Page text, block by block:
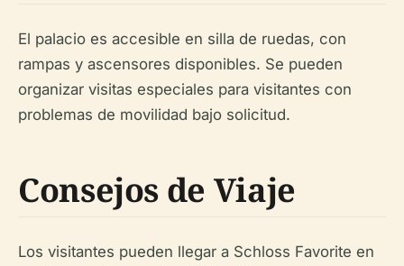
El palacio es accesible en silla de ruedas, con
rampas y ascensores disponibles. Se pueden
organizar visitas especiales para visitantes con
problemas de movilidad bajo solicitud.
Consejos de Viaje
Los visitantes pueden llegar a Schloss Favorite en